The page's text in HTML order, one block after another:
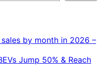
by month in 2026 –
Jump 50% & Reach